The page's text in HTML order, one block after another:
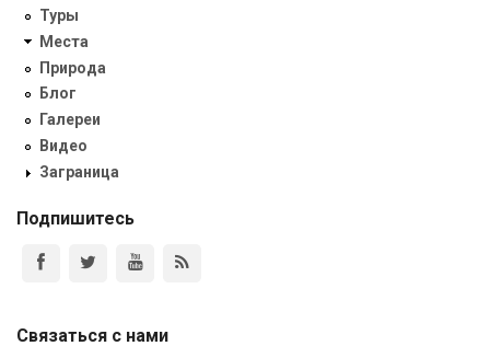
Туры
Места
Природа
Блог
Галереи
Видео
Заграница
Подпишитесь
Связаться с нами